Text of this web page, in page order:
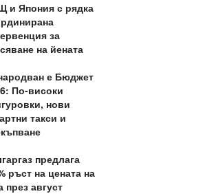
и Япония с рядка
за
на йената
е Бюджет
По-високи
нови
такси и
предлага
ръст на цената на
през август